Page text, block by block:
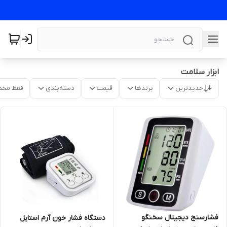
ابزار سلامت
جدیدترین برندها قیمت دسته‌بندی فقط
فشارسنج دیجیتال سخنگو
دستگاه فشار خون آرم استایل